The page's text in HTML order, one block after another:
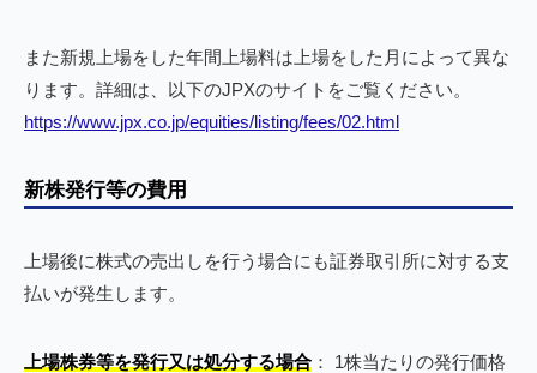
また新規上場をした年間上場料は上場をした月によって異な
ります。詳細は、以下のJPXのサイトをご覧ください。
https://www.jpx.co.jp/equities/listing/fees/02.html
新株発行等の費用
上場後に株式の売出しを行う場合にも証券取引所に対する支
払いが発生します。
上場株券等を発行又は処分する場合 ： 1株当たりの発行価格